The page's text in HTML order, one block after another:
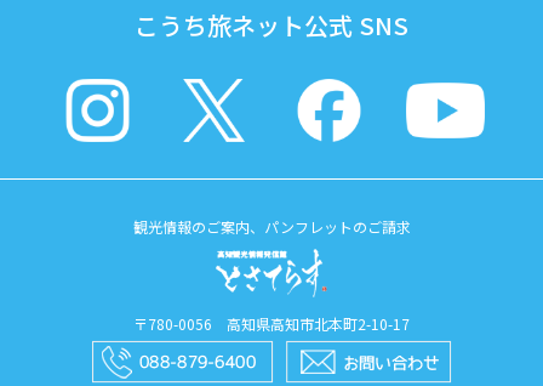
こうち旅ネット公式 SNS
観光情報のご案内、パンフレットのご請求
〒780-0056 高知県高知市北本町2-10-17